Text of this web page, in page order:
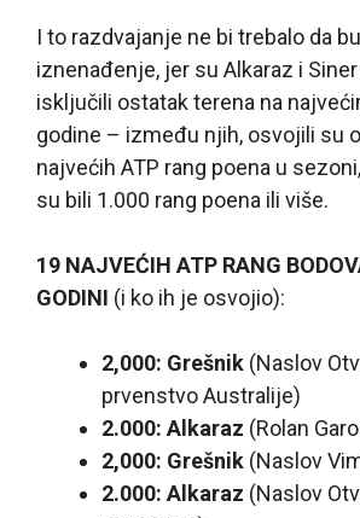
I to razdvajanje ne bi trebalo da
iznenađenje, jer su Alkaraz i
isključili ostatak terena na
godine – između njih, osvojili su
najvećih ATP rang poena u
su bili 1.000 rang poena ili više.
19 NAJVEĆIH ATP RANG
GODINI (i ko ih je osvojio):
2,000: Grešnik (Naslov
prvenstvo Australije)
2.000: Alkaraz (Rolan
2,000: Grešnik (Naslov
2.000: Alkaraz (Naslov